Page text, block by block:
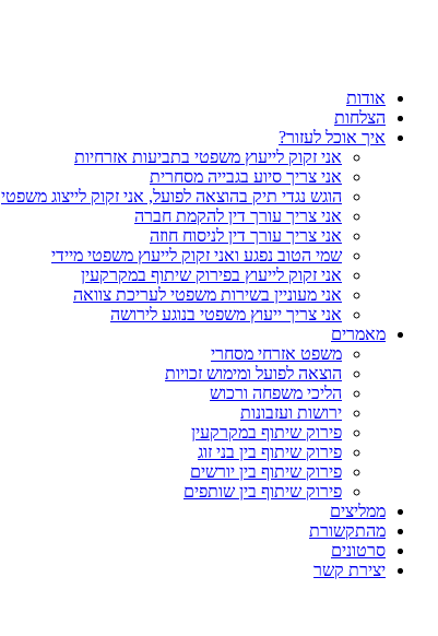
אודות
הצלחות
איך אוכל לעזור?
אני זקוק לייעוץ משפטי בתביעות אזרחיות
אני צריך סיוע בגבייה מסחרית
הוגש נגדי תיק בהוצאה לפועל, אני זקוק לייצוג משפטי
אני צריך עורך דין להקמת חברה
אני צריך עורך דין לניסוח חוזה
שמי הטוב נפגע ואני זקוק לייעוץ משפטי מיידי
אני זקוק לייעוץ בפירוק שיתוף במקרקעין
אני מעוניין בשירות משפטי לעריכת צוואה
אני צריך ייעוץ משפטי בנוגע לירושה
מאמרים
משפט אזרחי מסחרי
הוצאה לפועל ומימוש זכויות
הליכי משפחה ורכוש
ירושות ועזבונות
פירוק שיתוף במקרקעין
פירוק שיתוף בין בני זוג
פירוק שיתוף בין יורשים
פירוק שיתוף בין שותפים
ממליצים
מהתקשורת
סרטונים
יצירת קשר